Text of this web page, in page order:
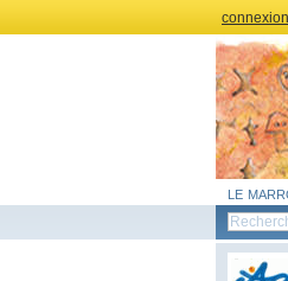
connexion
le